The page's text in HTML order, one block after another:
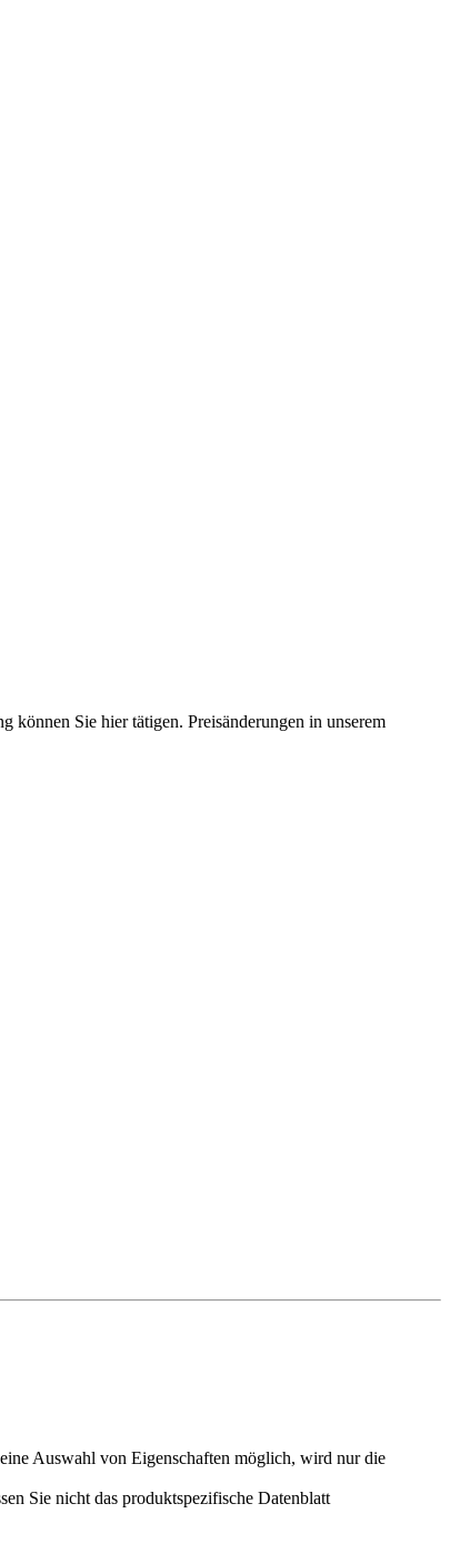
Sie hier tätigen. Preisänderungen in unserem
Auswahl von Eigenschaften möglich, wird nur die
Sie nicht das produktspezifische Datenblatt